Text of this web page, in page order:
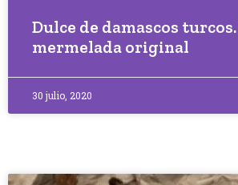
Dulce de damascos
mermelada original
30 julio, 2020